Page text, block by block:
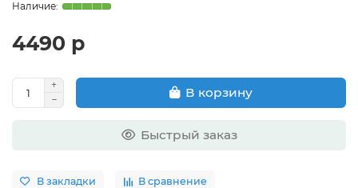
4490 р
В корзину
Быстрый заказ
В закладки В сравнение